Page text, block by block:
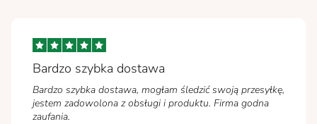
Bardzo szybka dostawa
Bardzo szybka dostawa, mogłam śledzić swoją przesyłkę,
jestem zadowolona z obsługi i produktu. Firma godna
zaufania.